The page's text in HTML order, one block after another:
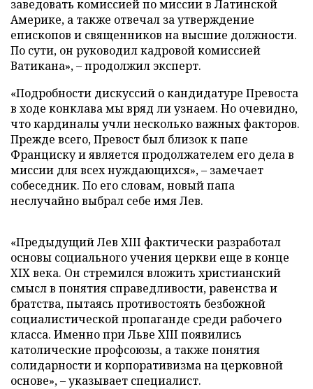
заведовать комиссией по миссии в Латинской
Америке, а также отвечал за утверждение
епископов и священников на высшие должности.
По сути, он руководил кадровой комиссией
Ватикана», – продолжил эксперт.
«Подробности дискуссий о кандидатуре Превоста
в ходе конклава мы вряд ли узнаем. Но очевидно,
что кардиналы учли несколько важных факторов.
Прежде всего, Превост был близок к папе
Франциску и является продолжателем его дела в
миссии для всех нуждающихся», – замечает
собеседник. По его словам, новый папа
неслучайно выбрал себе имя Лев.
«Предыдущий Лев XIII фактически разработал
основы социального учения церкви еще в конце
XIX века. Он стремился вложить христианский
смысл в понятия справедливости, равенства и
братства, пытаясь противостоять безбожной
социалистической пропаганде среди рабочего
класса. Именно при Льве XIII появились
католические профсоюзы, а также понятия
солидарности и корпоративизма на церковной
основе», – указывает специалист.